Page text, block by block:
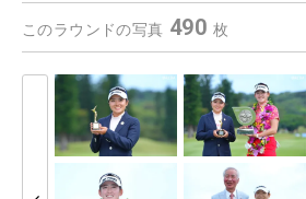
このラウンドの写真 490 枚